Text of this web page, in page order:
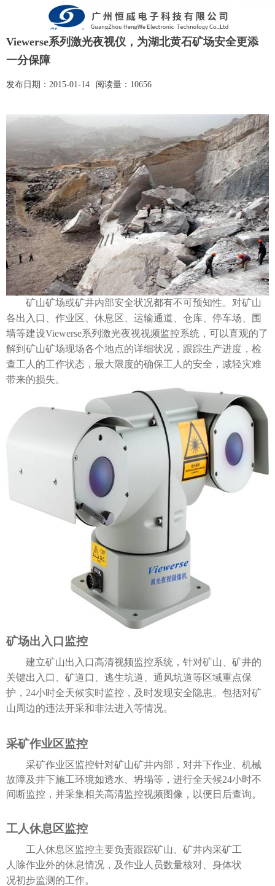
Viewerse系列激光夜视仪，为湖北黄石矿场安全更添
一分保障
发布日期： 2015-01-14 阅读量： 10656
矿山矿场或矿井内部安全状况都有不可预知性。对矿山
各出入口、作业区、休息区、运输通道、仓库、停车场、围
墙等建设Viewerse系列激光夜视视频监控系统，可以直观的了
解到矿山矿场现场各个地点的详细状况，跟踪生产进度，检
查工人的工作状态，最大限度的确保工人的安全，减轻灾难
带来的损失。
矿场出入口监控
建立矿山出入口高清视频监控系统，针对矿山、矿井的
关键出入口、矿道口、逃生坑道、通风坑道等区域重点保
护，24小时全天候实时监控，及时发现安全隐患。包括对矿
山周边的违法开采和非法进入等情况。
采矿作业区监控
采矿作业区监控针对矿山矿井内部，对井下作业、机械
故障及井下施工环境如透水、坍塌等，进行全天候24小时不
间断监控，并采集相关高清监控视频图像，以便日后查询。
工人休息区监控
工人休息区监控主要负责跟踪矿山、矿井内采矿工
人除作业外的休息情况，及作业人员数量核对、身体状
况初步监测的工作。